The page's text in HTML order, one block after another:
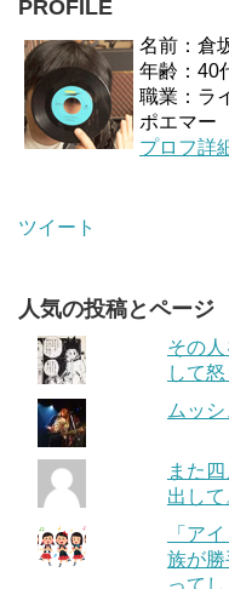
PROFILE
名前：倉
年齢：40
職業：ラ
ポエマー
プロフ詳
ツイート
人気の投稿とページ
その
して
ムッ
また
出して
「ア
族が